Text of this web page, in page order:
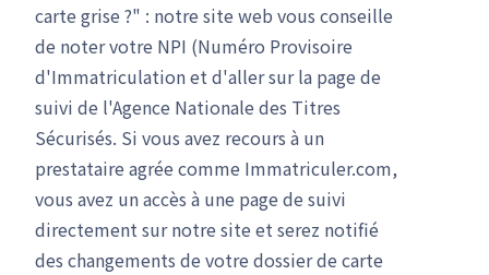
carte grise ?" : notre site web vous conseille
de noter votre NPI (Numéro Provisoire
d'Immatriculation et d'aller sur la page de
suivi de l'Agence Nationale des Titres
Sécurisés. Si vous avez recours à un
prestataire agrée comme Immatriculer.com,
vous avez un accès à une page de suivi
directement sur notre site et serez notifié
des changements de votre dossier de carte